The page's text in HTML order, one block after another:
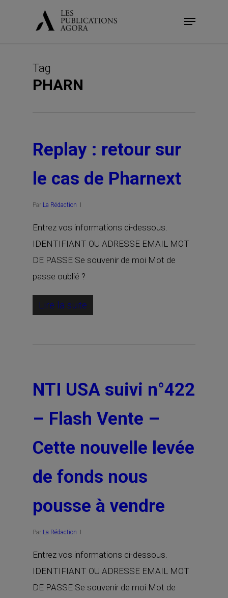
Menu
Tag
PHARN
Replay : retour sur
le cas de Pharnext
Par La Rédaction
Entrez vos informations ci-dessous.
IDENTIFIANT OU ADRESSE EMAIL MOT
DE PASSE Se souvenir de moi Mot de
passe oublié ?
Lire la suite
NTI USA suivi n°422
– Flash Vente –
Cette nouvelle levée
de fonds nous
pousse à vendre
Par La Rédaction
Entrez vos informations ci-dessous.
IDENTIFIANT OU ADRESSE EMAIL MOT
DE PASSE Se souvenir de moi Mot de